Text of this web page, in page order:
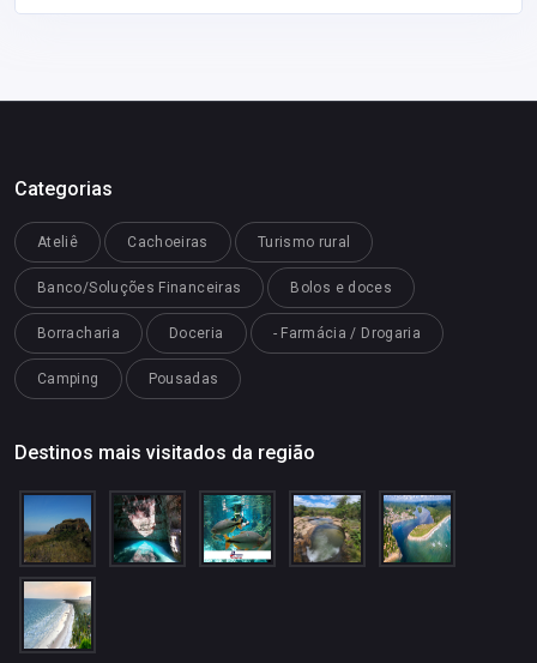
Categorias
Ateliê Cachoeiras Turismo rural
Banco/Soluções Financeiras Bolos e doces
Borracharia Doceria - Farmácia / Drogaria
Camping Pousadas
Destinos mais visitados da região